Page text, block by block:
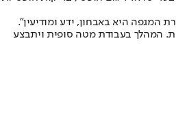
המגפה היא באבחון, ידע ומודיעין".
ימים". בהמשך אמר: "נכנסת לבידוד? תיבדק ביום מספר שלוש כדי לקצר את הבידוד סביב יום עשר, וביום 12 ניתן יהיה לצאת. המהלך בעבודת מטה סופית ויתבצע